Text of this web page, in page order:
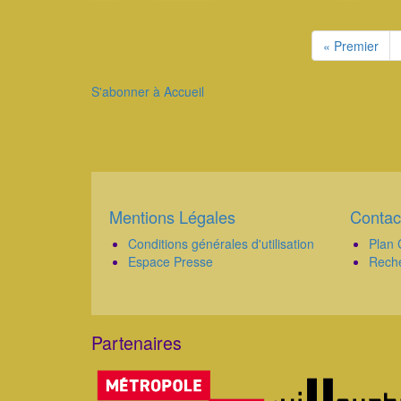
Première
page
« Premier
S'abonner à Accueil
Corps
Mentions Légales
Conditions générales d'utilisation
Espace Presse
Corps
Plan
Partenaires
Corps
.